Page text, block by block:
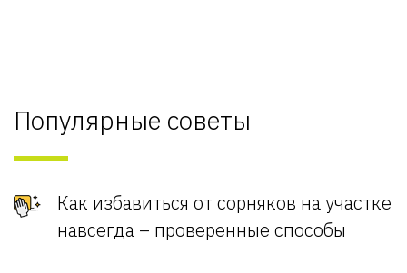
Популярные советы
Как избавиться от сорняков на участке
навсегда – проверенные способы